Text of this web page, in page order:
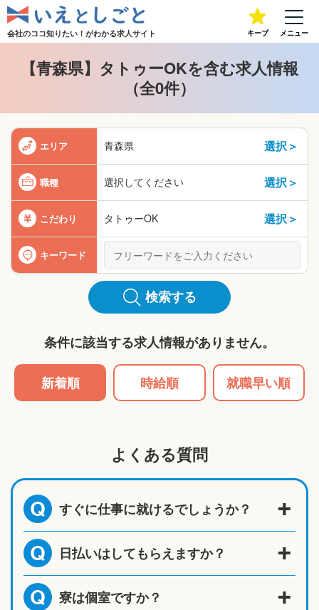
会社のココ知りたい！がわかる求人サイト キープ メニュー
【青森県】タトゥーOKを含む求人情報
（全0件）
エリア 青森県 選択＞
職種 選択してください 選択＞
こだわり タトゥーOK 選択＞
キーワード
検索する
条件に該当する求人情報がありません。
新着順 時給順 就職早い順
よくある質問
Q すぐに仕事に就けるでしょうか？
Q 日払いはしてもらえますか？
Q 寮は個室ですか？